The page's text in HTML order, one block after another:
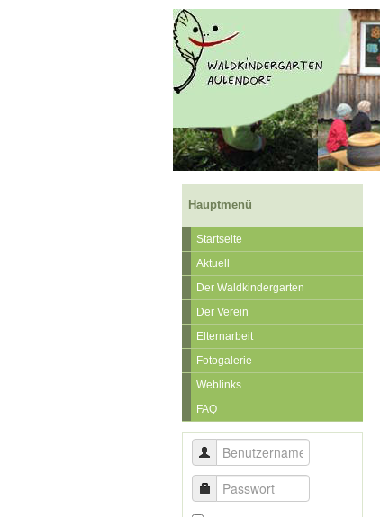
Hauptmenü
Startseite
Aktuell
Der Waldkindergarten
Der Verein
Elternarbeit
Fotogalerie
Weblinks
FAQ
Benutzername
Passwort